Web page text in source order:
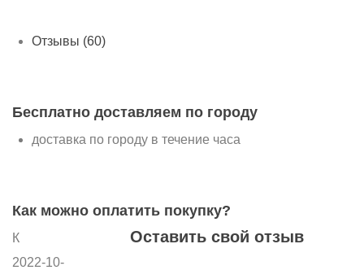
Отзывы (60)
Бесплатно доставляем по городу
доставка по городу в течение часа
Как можно оплатить покупку?
К
2022-10-
Оставить свой отзыв